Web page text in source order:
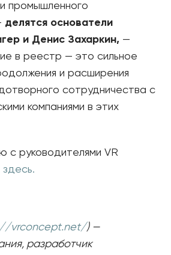
промышленного
делятся основатели
и Денис Захаркин, —
в реестр — это сильное
и расширения
сотрудничества с
компаниями в этих
с руководителями VR
здесь.
vrconcept.net/) —
разработчик